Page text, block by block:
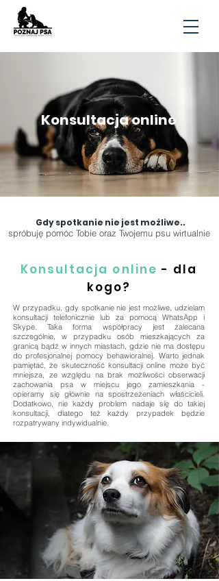
Białystok, Podlaskie, Polska, Trener psów, psi behawiorysta, szkolenie psów, szkolenia psów, tresura
Konsultacja online
Gdy spotkanie nie jest możliwe..
spróbuję pomóc Tobie oraz Twojemu psu wirtualnie
Konsultacja online - dla
kogo?
W przypadku, gdy spotkanie nie jest możliwe, udzielam
konsultacji telefonicznie lub za pomocą WhatsApp i
Skype. Taka forma współpracy jest zalecana
szczególnie, w przypadku osób mieszkających za
granicą bądź w innych miastach, gdzie nie ma dostępu
do profesjonalnej pomocy behawioralnej. Warto jednak
pamiętać, że skuteczność konsultacji online może być
mniejsza, ze względu na brak możliwości obserwacji
zachowania psa w miejscu jego zamieszkania -
opieramy się głównie na spostrzeżeniach właścicieli.
Dodatkowo, nie każdy problem nadaje się do takiej
konsultacji, dlatego też każdy przypadek będzie
rozpatrywany indywidualnie.